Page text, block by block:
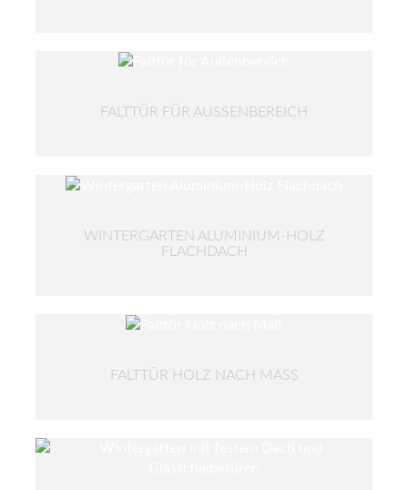
FALTTÜR FÜR AUSSENBEREICH
WINTERGARTEN ALUMINIUM-HOLZ
FLACHDACH
FALTTÜR HOLZ NACH MASS